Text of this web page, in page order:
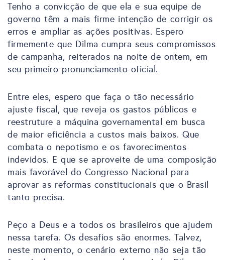
Tenho a convicção de que ela e sua equipe de
governo têm a mais firme intenção de corrigir os
erros e ampliar as ações positivas. Espero
firmemente que Dilma cumpra seus compromissos
de campanha, reiterados na noite de ontem, em
seu primeiro pronunciamento oficial.
Entre eles, espero que faça o tão necessário
ajuste fiscal, que reveja os gastos públicos e
reestruture a máquina governamental em busca
de maior eficiência a custos mais baixos. Que
combata o nepotismo e os favorecimentos
indevidos. E que se aproveite de uma composição
mais favorável do Congresso Nacional para
aprovar as reformas constitucionais que o Brasil
tanto precisa.
Peço a Deus e a todos os brasileiros que ajudem
nessa tarefa. Os desafios são enormes. Talvez,
neste momento, o cenário externo não seja tão